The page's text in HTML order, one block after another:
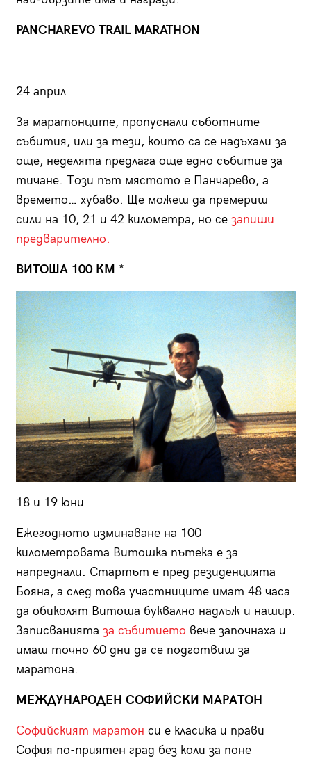
PANCHAREVO TRAIL MARATHON
24 април
За маратонците, пропуснали съботните
събития, или за тези, които са се надъхали за
още, неделята предлага още едно събитие за
тичане. Този път мястото е Панчарево, а
времето… хубаво. Ще можеш да премериш
сили на 10, 21 и 42 километра, но се запиши
предварително.
ВИТОША 100 КМ *
18 и 19 юни
Ежегодното изминаване на 100
километровата Витошка пътека е за
напреднали. Стартът е пред резиденцията
Бояна, а след това участниците имат 48 часа
да обиколят Витоша буквално надлъж и нашир.
Записванията за събитието вече започнаха и
имаш точно 60 дни да се подготвиш за
маратона.
МЕЖДУНАРОДЕН СОФИЙСКИ МАРАТОН
Софийският маратон си е класика и прави
София по-приятен град без коли за поне